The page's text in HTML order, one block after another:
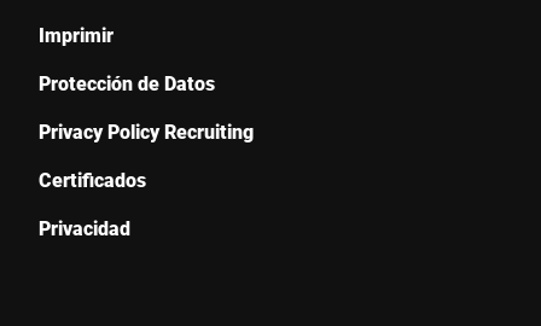
Imprimir
Protección de Datos
Privacy Policy Recruiting
Certificados
Privacidad